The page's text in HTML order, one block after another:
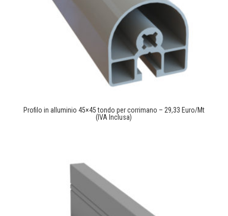
Profilo in alluminio 45×45 tondo per corrimano – 29,33 Euro/Mt
(IVA Inclusa)